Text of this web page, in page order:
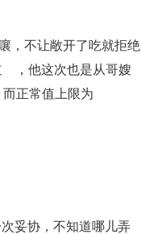
，不让敞开了吃就拒绝
，他这次也是从哥嫂
正常值上限为
妥协，不知道哪儿弄